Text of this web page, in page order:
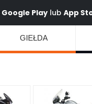
Google Playlub App
GIEŁDA